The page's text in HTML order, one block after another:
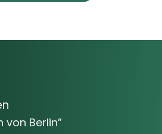
von Berlin”